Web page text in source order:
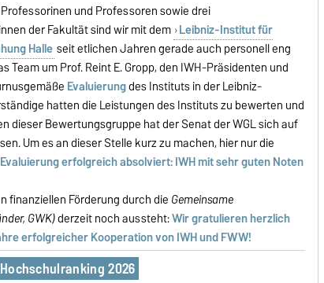
und Professoren sowie drei
der Fakultät sind wir mit dem Leibniz-Institut für
Halle seit etlichen Jahren gerade auch personell eng
Team um Prof. Reint E. Gropp, den IWH-Präsidenten und
Evaluierungdes Instituts in der Leibniz-
hatten die Leistungen des Instituts zu bewerten und
dieser Bewertungsgruppe hat der Senat der WGL sich auf
Um es an dieser Stelle kurz zu machen, hier nur die
erfolgreich absolviert: IWH mit sehr guten Noten
finanziellen Förderung durch die Gemeinsame
GWK)derzeit noch aussteht:Wir gratulieren herzlich
erfolgreicher Kooperation von IWH und FWW!
2026